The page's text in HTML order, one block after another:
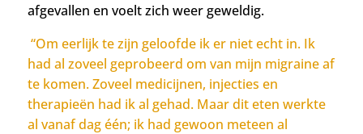
afgevallen en voelt zich weer geweldig.
“Om eerlijk te zijn geloofde ik er niet echt in. Ik
had al zoveel geprobeerd om van mijn migraine af
te komen. Zoveel medicijnen, injecties en
therapieën had ik al gehad. Maar dit eten werkte
al vanaf dag één; ik had gewoon meteen al